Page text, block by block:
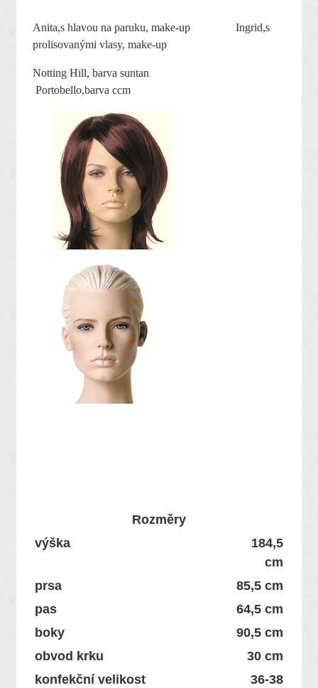
Anita,s hlavou na paruku, make-up Ingrid,s
prolisovanými vlasy, make-up
Notting Hill, barva suntan
Portobello,barva ccm
Rozměry
výška
184,5
cm
prsa
85,5 cm
pas
64,5 cm
boky
90,5 cm
obvod krku
30 cm
konfekční velikost
36-38